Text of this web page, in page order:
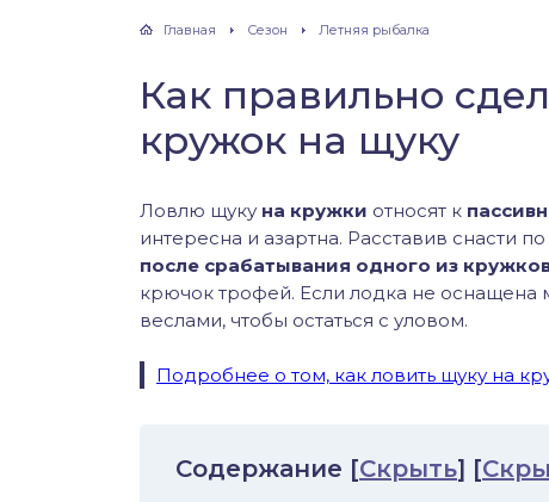
Главная Сезон Летняя рыбалка
Как правильно
кружок на щуку
Ловлю щуку на кружки относят к
интересна и азартна. Расставив снасти
после срабатывания одного из
крючок трофей. Если лодка не оснащена
веслами, чтобы остаться с уловом.
Подробнее о том, как ловить щуку на
Содержание [Скрыть] [